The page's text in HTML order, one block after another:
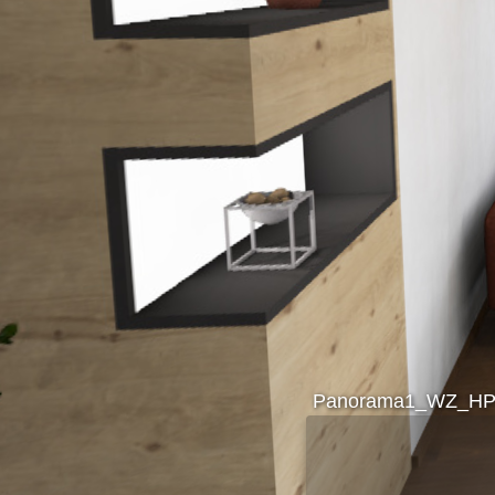
Panorama1_WZ_HP